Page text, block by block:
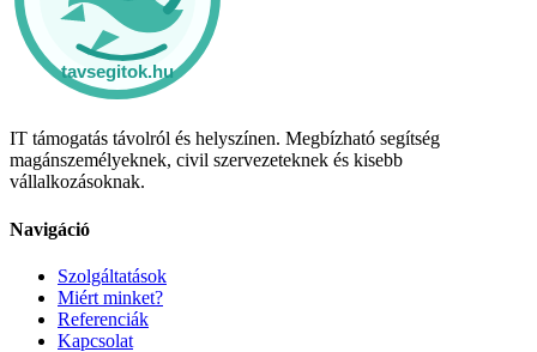
IT támogatás távolról és helyszínen. Megbízható segítség
magánszemélyeknek, civil szervezeteknek és kisebb
vállalkozásoknak.
Navigáció
Szolgáltatások
Miért minket?
Referenciák
Kapcsolat